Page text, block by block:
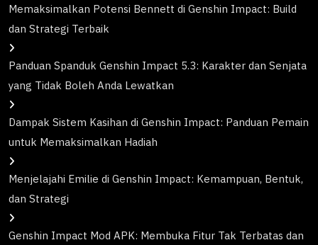
Memaksimalkan Potensi Bennett di Genshin Impact: Build
dan Strategi Terbaik
Panduan Spanduk Genshin Impact 5.3: Karakter dan Senjata
yang Tidak Boleh Anda Lewatkan
Dampak Sistem Kasihan di Genshin Impact: Panduan Pemain
untuk Memaksimalkan Hadiah
Menjelajahi Emilie di Genshin Impact: Kemampuan, Bentuk,
dan Strategi
Genshin Impact Mod APK: Membuka Fitur Tak Terbatas dan